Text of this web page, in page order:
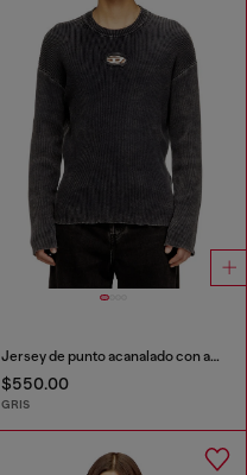
Jersey de punto acanalado con aberturas y placa Oval D
$550.00
GRIS